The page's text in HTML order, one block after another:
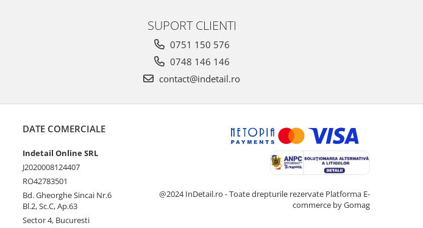
SUPORT CLIENTI
0751 150 576
0748 146 146
contact@indetail.ro
DATE COMERCIALE
Indetail Online SRL
J2020008124407
RO42783501
Bd. Gheorghe Sincai Nr.6
Bl.2, Sc.C, Ap.63
Sector 4, Bucuresti
@2024 InDetail.ro - Toate drepturile rezervate Platforma E-
commerce by Gomag